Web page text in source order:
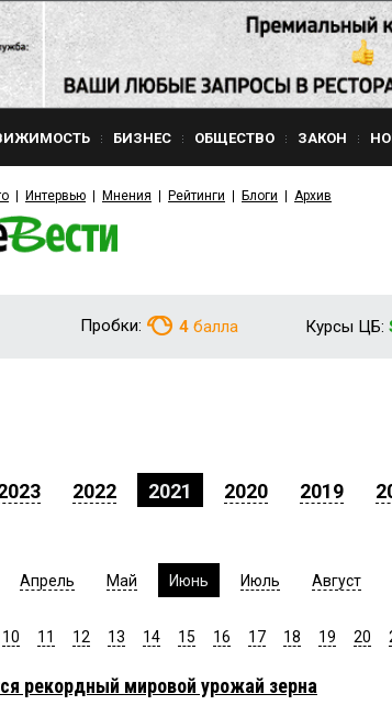
БИЗНЕС ОБЩЕСТВО ЗАКОН
Интервью Мнения Рейтинги Блоги Архив
Пробки: 4 балла Курсы ЦБ:
2022 2021 2020 2019
Апрель Май Июнь Июль Август
10 11 12 13 14 15 16 17 18 19 20
рекордный мировой урожай зерна